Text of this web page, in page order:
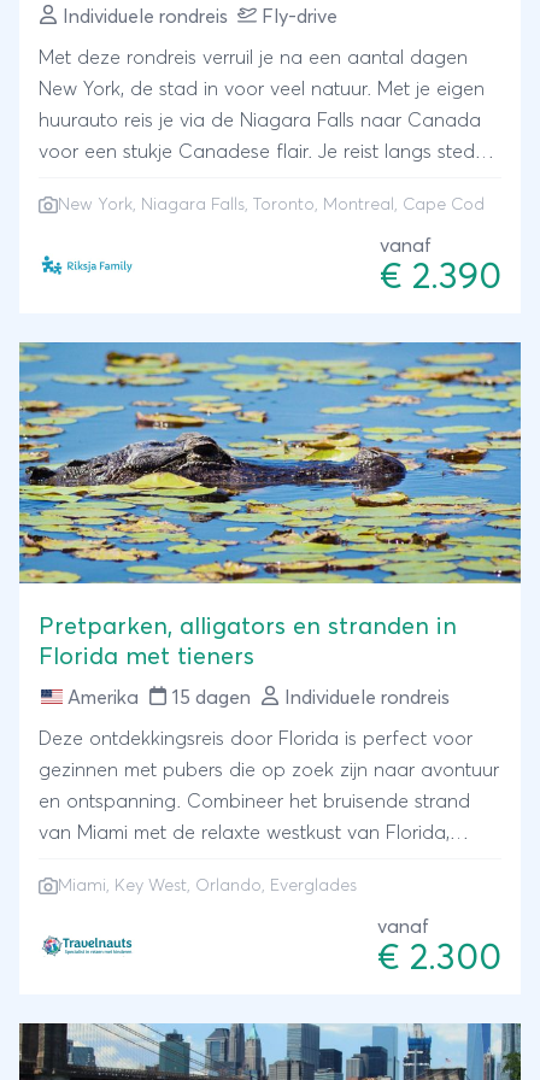
Individuele rondreis
Fly-drive
Met deze rondreis verruil je na een aantal dagen
New York, de stad in voor veel natuur. Met je eigen
huurauto reis je via de Niagara Falls naar Canada
voor een stukje Canadese flair. Je reist langs steden
gebieden. Onderweg wissel je hotels af met een
verblijf op sfeervolle campings midden in de natuur
en je sluit je reis af op de fijne stranden van Cape
New York, Niagara Falls, Toronto, Montreal, Cape Cod
vanaf
€ 2.390
Pretparken, alligators en stranden in
Florida met tieners
Amerika 15 dagen Individuele rondreis
Deze ontdekkingsreis door Florida is perfect voor
gezinnen met pubers die op zoek zijn naar avontuur
en ontspanning. Combineer het bruisende strand
van Miami met de relaxte westkust van Florida,
attractieparken van Orlando. Verken Miami’s
iconische Ocean Drive per fiets, spot alligators in de
Everglades of ga snorkelen in de kristalheldere
ouders) is gegarandeerd! Verblijf in comfortabele
hotels met af en toe een aparte slaapkamer voor
Miami, Key West, Orlando, Everglades
vanaf
€ 2.300